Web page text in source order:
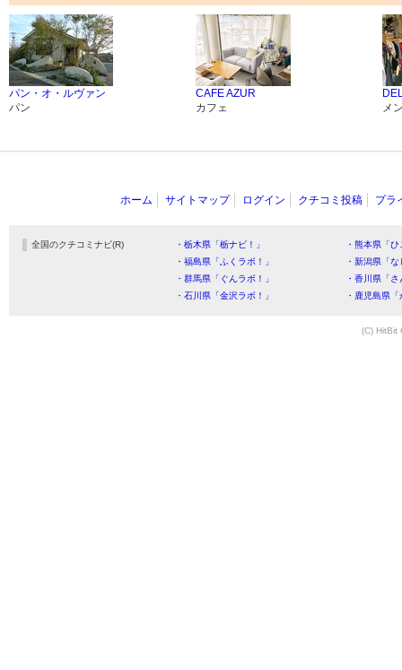
パン・オ・ルヴァン
パン
CAFE AZUR
カフェ
メ
ホーム サイトマップ ログイン クチコミ投稿 プラ
全国のクチコミナビ(R) ・栃木県「栃ナビ！」
・熊本県「
・福島県「ふくラボ！」
・新潟県「
・群馬県「ぐんラボ！」
・香川県「
・石川県「金沢ラボ！」
・鹿児島県
(C) HitBit